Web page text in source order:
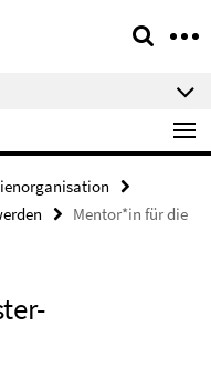
Mentor*in für die